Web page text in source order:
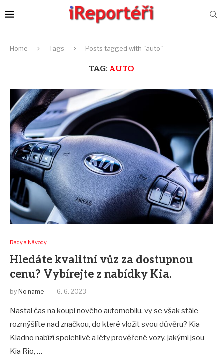
Home Tags Posts tagged with "auto"
TAG: AUTO
Rady a Návody
Hledáte kvalitní vůz za dostupnou
cenu? Vybírejte z nabídky Kia.
by No name 6. 6. 2023
Nastal čas na koupi nového automobilu, vy se však stále
rozmýšlíte nad značkou, do které vložit svou důvěru? Kia
Kladno nabízí spolehlivé a léty prověřené vozy, jakými jsou
Kia Rio, …